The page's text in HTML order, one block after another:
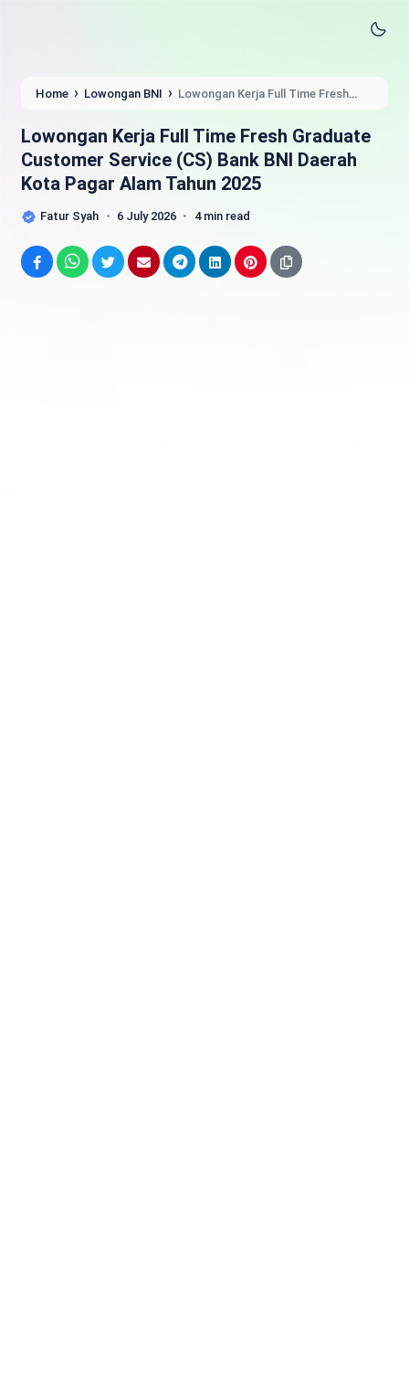
Home › Lowongan BNI › Lowongan Kerja Full Time Fresh
Alam Tahun 2025
Lowongan Kerja Full Time Fresh Graduate
Customer Service (CS) Bank BNI Daerah
Kota Pagar Alam Tahun 2025
Fatur Syah 6 July 2026 4 min read